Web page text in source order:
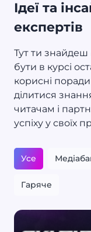
Ідеї та
експертів
Тут ти знайдеш
бути в курсі
корисні поради
ділитися
читачам і
успіху у своїх
Усе
Гаряче